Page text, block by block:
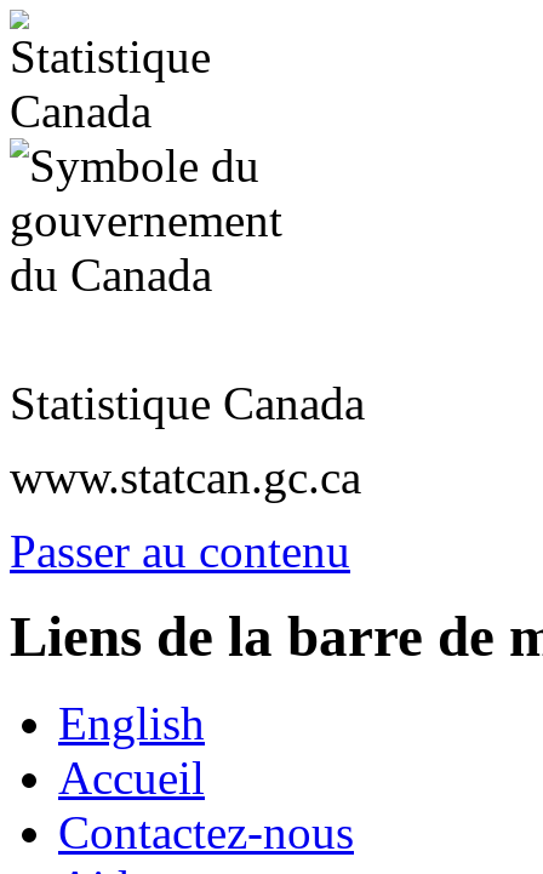
Statistique Canada
www.statcan.gc.ca
Passer au contenu
Liens de la barre de
English
Accueil
Contactez-nous